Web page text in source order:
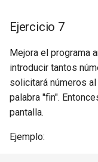
Ejercicio 7
Mejora el programa
introducir tantos
solicitará números
palabra "fin".
pantalla.
Ejemplo: